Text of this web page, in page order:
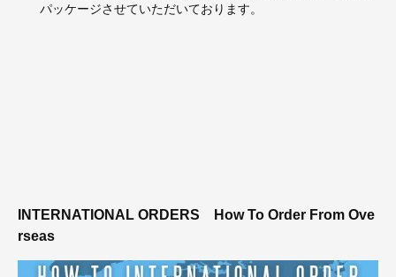
パッケージさせていただいております。
INTERNATIONAL ORDERS How To Order From Ove
rseas